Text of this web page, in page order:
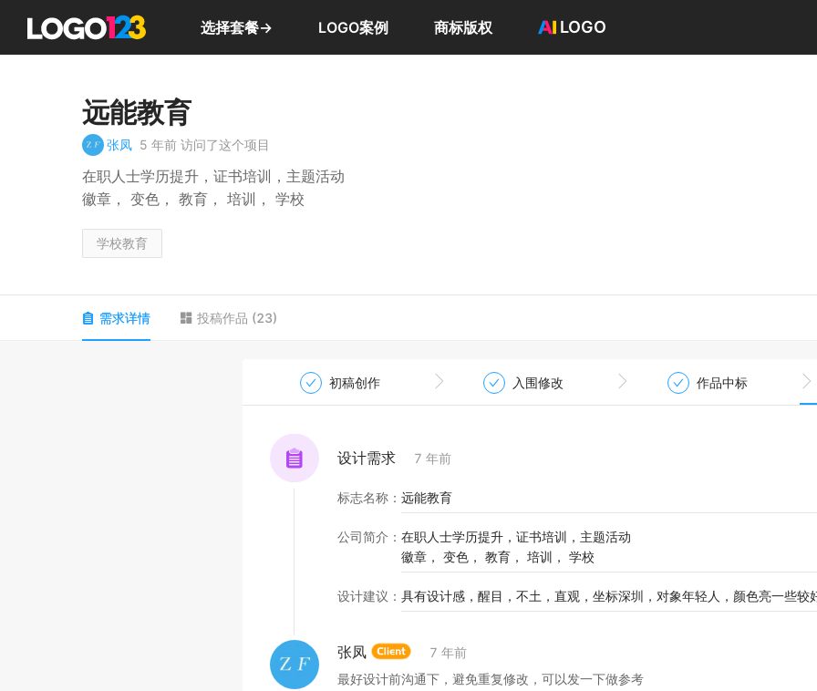
选择套餐→ LOGO案例 商标版权 LOGO
远能教育
张凤 5 年前 访问了这个项目
在职人士学历提升，证书培训，主题活动
徽章， 变色， 教育， 培训， 学校
学校教育
需求详情 投稿作品 (23)
初稿创作 入围修改 作品中标
设计需求 7 年前
标志名称 ： 远能教育
公司简介 ： 在职人士学历提升，证书培训，主题活动
徽章， 变色， 教育， 培训， 学校
设计建议 ： 具有设计感，醒目，不土，直观，坐标深圳，对象年轻人，颜色亮一些较
张凤
7 年前
最好设计前沟通下，避免重复修改，可以发一下做参考